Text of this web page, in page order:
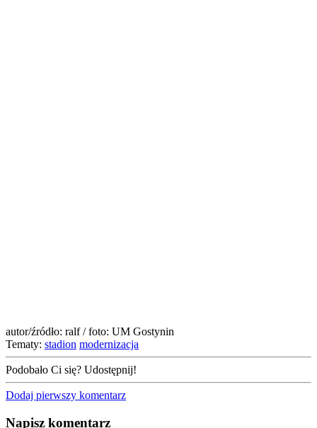
autor/źródło: ralf / foto: UM Gostynin
Tematy: stadion modernizacja
Podobało Ci się? Udostępnij!
Dodaj pierwszy komentarz
Napisz komentarz